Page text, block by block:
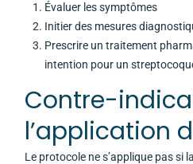
Évaluer les symptômes
Initier des mesures
Prescrire un traitement
intention pour un
Contre-
l’application
Le protocole ne s’applique pas si